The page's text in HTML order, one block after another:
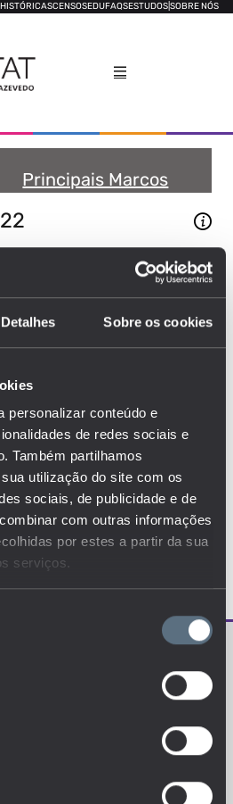
Detalhes Sobre os cookies
personalizar conteúdo e
de redes sociais e
Também partilhamos
utilização do site com os
sociais, de publicidade e de
com outras informações
por estes a partir da sua
serviços.
CENSOSEDUFAQSESTUDOSSOBRE NÓS
Principais Marcos
ENSINO SUPERIOR
de indicadores e